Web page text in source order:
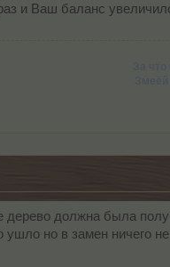
и Ваш баланс
должна была
но в замен ничего